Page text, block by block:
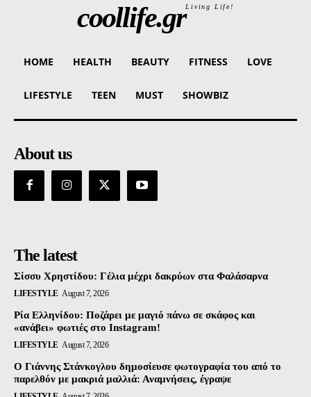
coollife.grLiving Life!
HOME HEALTH BEAUTY FITNESS LOVE
LIFESTYLE TEEN MUST SHOWBIZ
About us
The latest
Σίσσυ Χρηστίδου: Γέλια μέχρι δακρύων στα Φαλάσαρνα
LIFESTYLE August 7, 2026
Ρία Ελληνίδου: Ποζάρει με μαγιό πάνω σε σκάφος και
«ανάβει» φωτιές στο Instagram!
LIFESTYLE August 7, 2026
Ο Γιάννης Στάνκογλου δημοσίευσε φωτογραφία του από το
παρελθόν με μακριά μαλλιά: Αναμνήσεις, έγραψε